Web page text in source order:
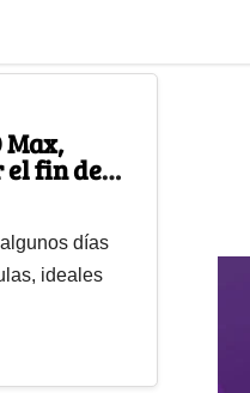
Max,
fin de
días
ideales